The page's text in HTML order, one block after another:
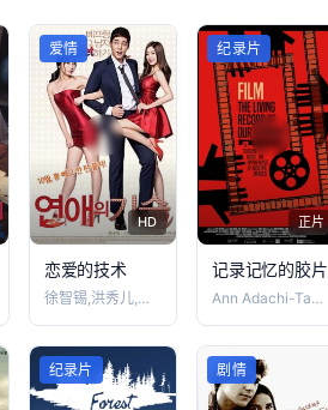
爱情
HD
恋爱的技术
徐智锡,洪秀儿,韩秀雅
纪录片
正片
记录记忆的胶片
Ann Adachi-Tasch,Lau
纪录片 剧情